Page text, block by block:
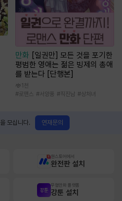
만화 [일권만] 모든 것을 포기한
평범한 영애는 젊은 빙제의 총애
를 받는다 [단행본]
1천
#로맨스 #서양풍 #직진남 #상처녀
을 모십니다. 연재문의
원스토어에서
완전판 설치
무협만화 플랫폼
강툰 설치